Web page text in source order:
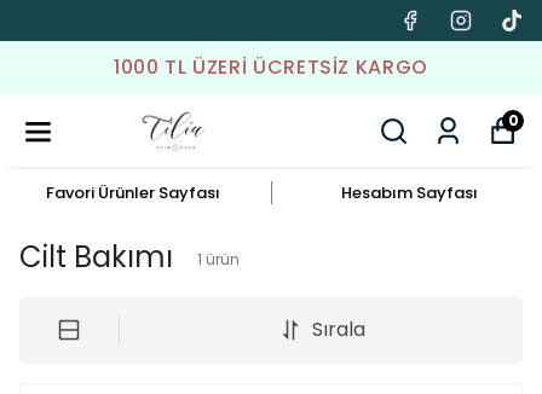
1000 TL ÜZERI ÜCRETSIZ KARGO
0
Favori Ürünler Sayfası Hesabım Sayfası
Cilt Bakımı 1 ürün
Sırala